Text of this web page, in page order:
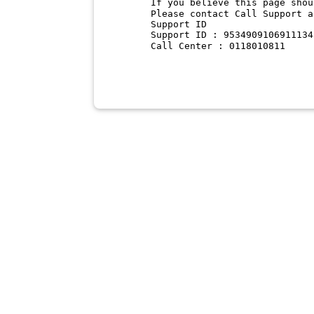
If you believe this page
Please contact Call Support
Support ID
Support ID :
Call Center : 0118010811